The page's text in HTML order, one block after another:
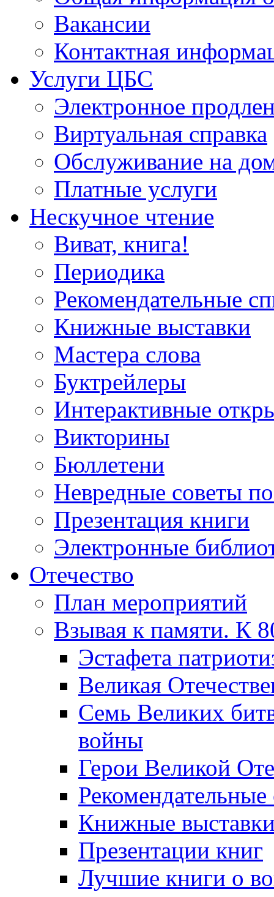
Вакансии
Контактная
Услуги ЦБС
Электронное
Виртуальная справка
Обслуживание на
Платные услуги
Нескучное чтение
Виват, книга!
Периодика
Рекомендательные
Книжные выставки
Мастера слова
Буктрейлеры
Интерактивные
Викторины
Бюллетени
Невредные советы
Презентация книги
Электронные
Отечество
План мероприятий
Взывая к памяти. К
Эcтафета
Великая
Семь Великих
войны
Герои Великой
Рекомендательные
Книжные
Презентации книг
Лучшие книги о